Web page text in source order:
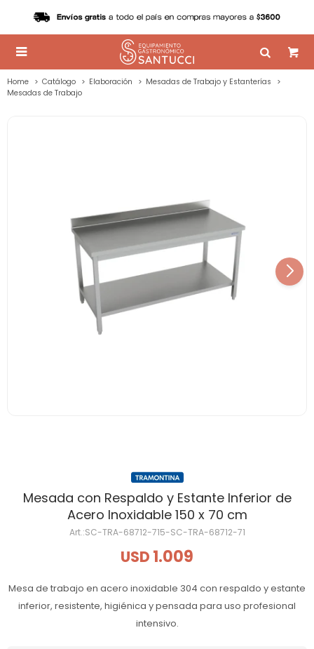

Home Catálogo Elaboración
Mesadas de Trabajo y Estanterías
Mesadas de Trabajo
Mesada con Respaldo y Estante Inferior de
Acero Inoxidable 150 x 70 cm
SC-TRA-68712-715-SC-TRA-68712-71
USD 1.009
Mesa de trabajo en acero inoxidable 304 con respaldo y estante
inferior, resistente, higiénica y pensada para uso profesional
intensivo.